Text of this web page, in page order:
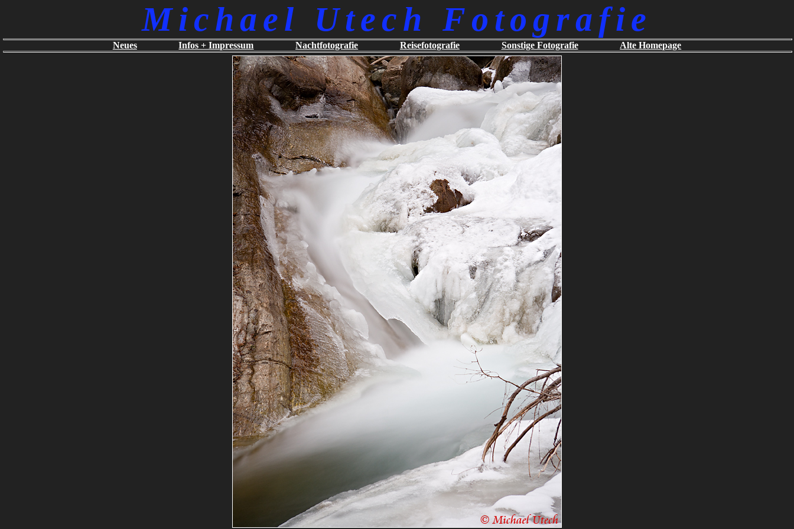
Michael Utech Fotografie
Neues Infos + Impressum Nachtfotografie Reisefotografie Sonstige Fotografie Alte Homepage